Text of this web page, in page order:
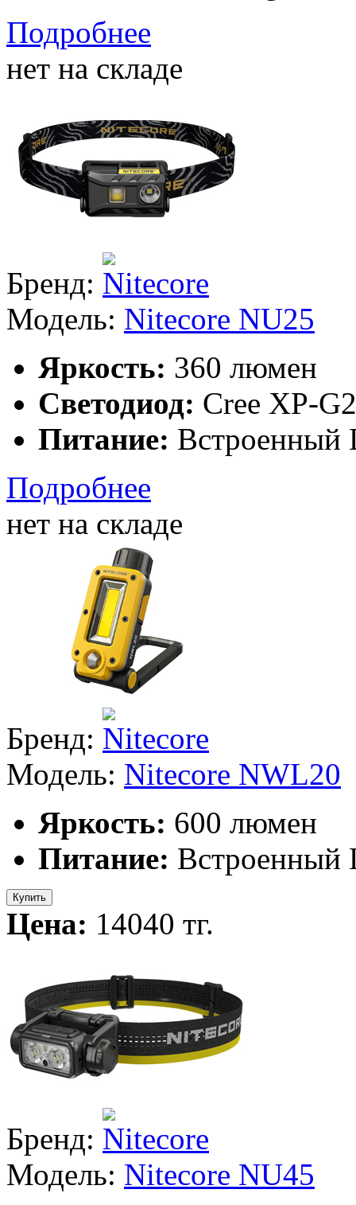
Подробнее
нет на складе
Бренд:
Модель: Nitecore NU25
Яркость: 360 люмен
Светодиод: Cree XP-
Питание: Встроенный
Подробнее
нет на складе
Бренд:
Модель: Nitecore NWL20
Яркость: 600 люмен
Питание: Встроенный
Купить
Цена: 14040 тг.
Бренд:
Модель: Nitecore NU45